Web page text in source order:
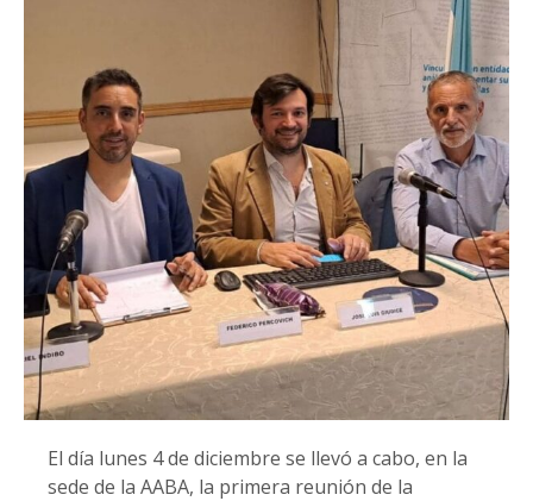
El día lunes 4 de diciembre se llevó a cabo, en la
sede de la AABA, la primera reunión de la